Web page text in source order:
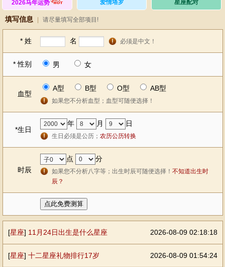
2026马年运势 爱情塔罗 星座配对
填写信息 请尽量填写全部项目!
*姓 名 必须是中文！
*性别 男 女
血型
A型 B型 O型 AB型
如果您不分析血型；血型可随便选择！
*生日
年 月 日
生日必须是公历； 农历公历转换
时辰
点 分
如果您不分析八字等；出生时辰可随便选择！ 不知道出生时
辰？
[星座] 11月24日出生是什么星座 2026-08-09 02:18:18
[星座] 十二星座礼物排行17岁 2026-08-09 01:54:24